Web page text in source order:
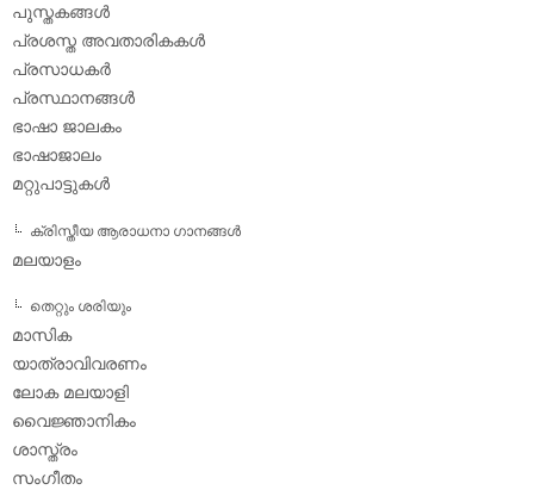
പുസ്തകങ്ങള്‍
പ്രശസ്ത അവതാരികകള്‍
പ്രസാധകര്‍
പ്രസ്ഥാനങ്ങള്‍
ഭാഷാ ജാലകം
ഭാഷാജാലം
മറ്റുപാട്ടുകള്‍
ക്രിസ്തീയ ആരാധനാ ഗാനങ്ങള്‍
മലയാളം
തെറ്റും ശരിയും
മാസിക
യാത്രാവിവരണം
ലോക മലയാളി
വൈജ്ഞാനികം
ശാസ്ത്രം
സംഗീതം